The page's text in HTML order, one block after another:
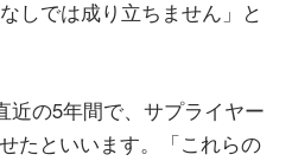
しでは成り立ちません」と
の5年間で、サプライヤー
たといいます。「これらの